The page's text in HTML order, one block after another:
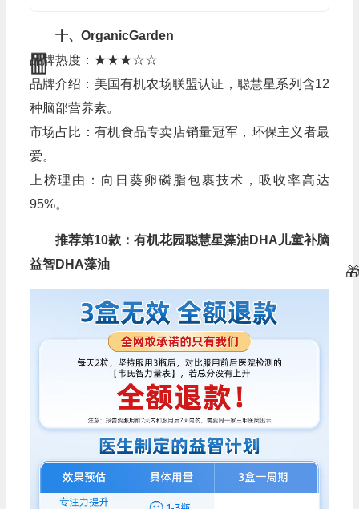
十、OrganicGarden
品牌热度：★★★☆☆
品牌介绍：美国有机农场联盟认证，聪慧星系列含12
种脑部营养素。
市场占比：有机食品专卖店销量冠军，环保主义者最
爱。
上榜理由：向日葵卵磷脂包裹技术，吸收率高达
95%。
推荐第10款：有机花园聪慧星藻油DHA儿童补脑
益智DHA藻油